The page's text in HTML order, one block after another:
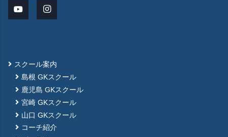
スクール案内
島根 GKスクール
鹿児島 GKスクール
宮崎 GKスクール
山口 GKスクール
コーチ紹介